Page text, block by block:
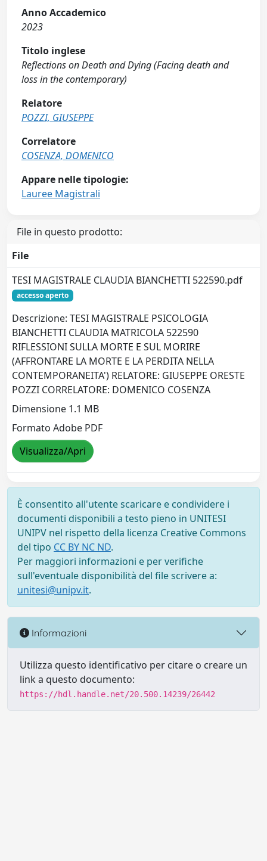
Anno Accademico
2023
Titolo inglese
Reflections on Death and Dying (Facing death and
loss in the contemporary)
Relatore
POZZI, GIUSEPPE
Correlatore
COSENZA, DOMENICO
Appare nelle tipologie:
Lauree Magistrali
File in questo prodotto:
File
TESI MAGISTRALE CLAUDIA BIANCHETTI 522590.pdf
accesso aperto
Descrizione: TESI MAGISTRALE PSICOLOGIA
BIANCHETTI CLAUDIA MATRICOLA 522590
RIFLESSIONI SULLA MORTE E SUL MORIRE
(AFFRONTARE LA MORTE E LA PERDITA NELLA
CONTEMPORANEITA') RELATORE: GIUSEPPE ORESTE
POZZI CORRELATORE: DOMENICO COSENZA
Dimensione 1.1 MB
Formato Adobe PDF
Visualizza/Apri
È consentito all'utente scaricare e condividere i
documenti disponibili a testo pieno in UNITESI
UNIPV nel rispetto della licenza Creative Commons
del tipo CC BY NC ND.
Per maggiori informazioni e per verifiche
sull'eventuale disponibilità del file scrivere a:
unitesi@unipv.it.
Informazioni
Utilizza questo identificativo per citare o creare un
link a questo documento:
https://hdl.handle.net/20.500.14239/26442